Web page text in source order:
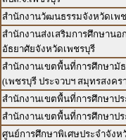
สำนักงานวัฒนธรรมจังหวัดเพ
สำนักงานส่งเสริมการศึกษาน
อัธยาศัยจังหวัดเพชรบุรี
สำนักงานเขตพื้นที่การศึกษามั
(เพชรบุรี ประจวบฯ สมุทรสงค
สำนักงานเขตพื้นที่การศึกษาป
สำนักงานเขตพื้นที่การศึกษาป
ศูนย์การศึกษาพิเศษประจำจังห